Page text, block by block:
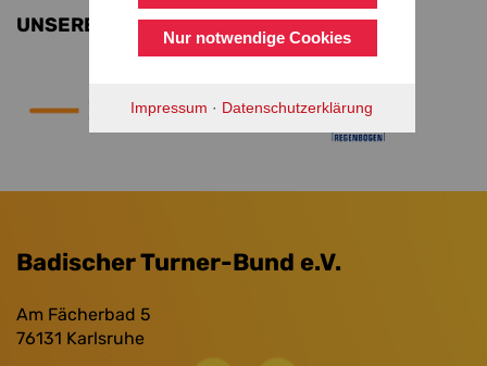
Nur notwendige Cookies
Impressum · Datenschutzerklärung
UNSERE PARTNER
Badischer Turner-Bund e.V.
Am Fächerbad 5
76131 Karlsruhe